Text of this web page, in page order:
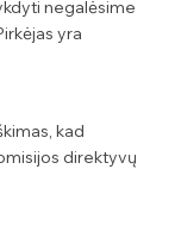
negalėsime
yra
kad
direktyvų